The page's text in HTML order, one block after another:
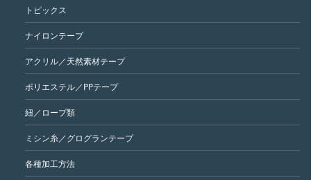
トピックス
ナイロンテープ
アクリル／天然素材テープ
ポリエステル／PPテープ
紐／ロープ類
ミシン糸／グログランテープ
各種加工方法